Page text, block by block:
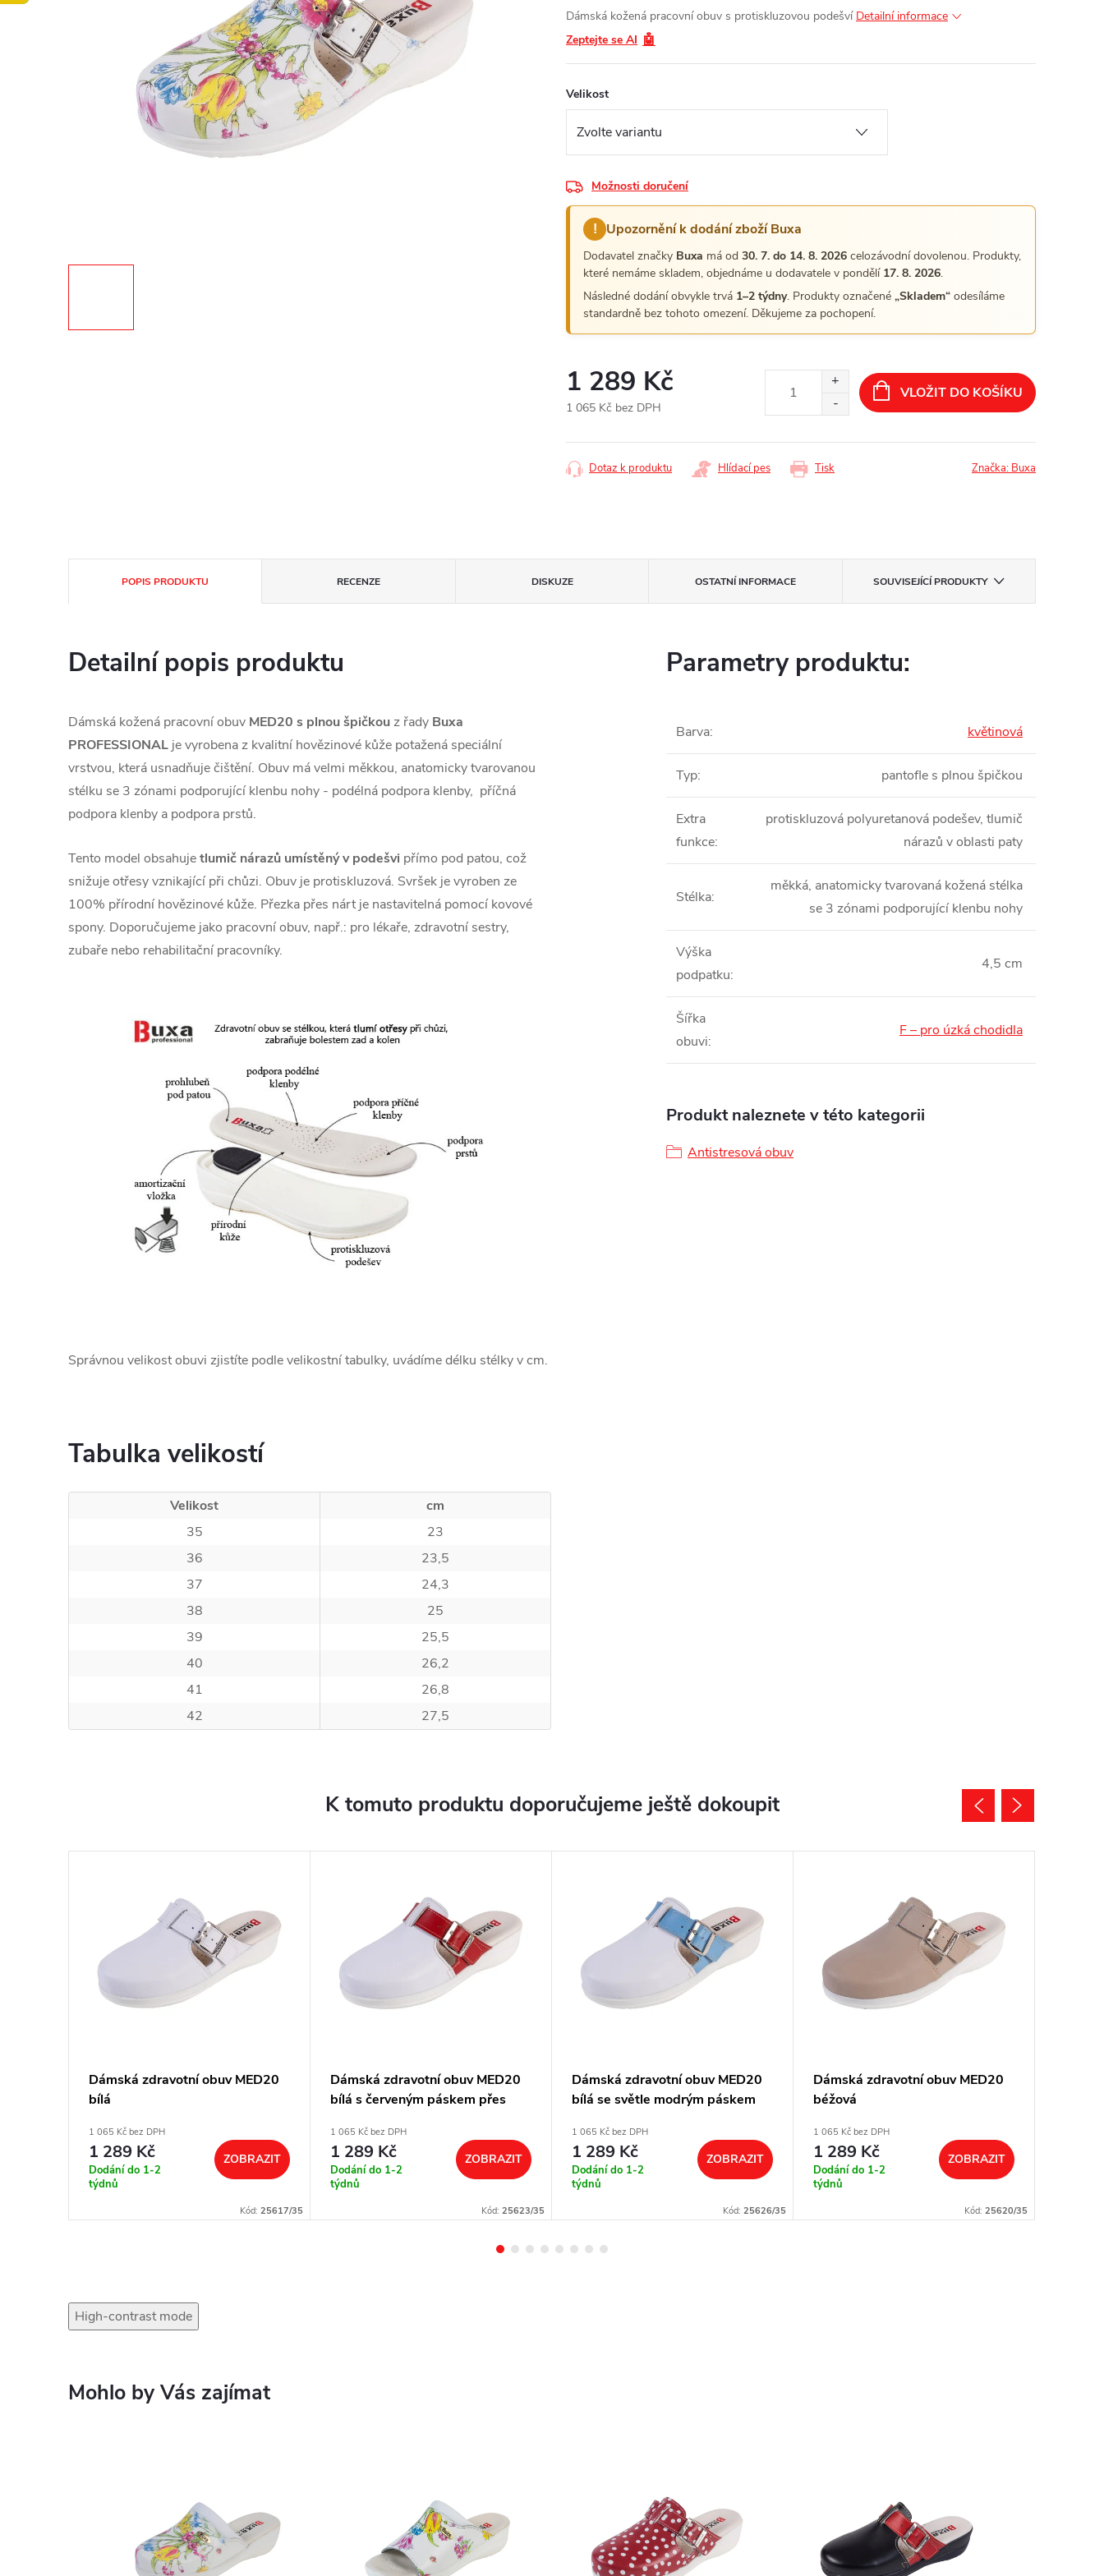
Dámská kožená pracovní obuv s protiskluzovou podešví Detailní informace
Zeptejte se AI 🤖
Velikost
Možnosti doručení
! Upozornění k dodání zboží Buxa
Dodavatel značky Buxa má od 30. 7. do 14. 8. 2026 celozávodní dovolenou. Produkty,
které nemáme skladem, objednáme u dodavatele v pondělí 17. 8. 2026.
Následné dodání obvykle trvá 1–2 týdny. Produkty označené „Skladem“ odesíláme
standardně bez tohoto omezení. Děkujeme za pochopení.
1 289 Kč
1 065 Kč bez DPH
cena:
VLOŽIT DO KOŠÍKU
Tisk
Dotaz k produktu Hlídací pes Značka: Buxa
POPIS PRODUKTU RECENZE DISKUZE OSTATNÍ INFORMACE SOUVISEJÍCÍ PRODUKTY
Detailní popis produktu
Dámská kožená pracovní obuv MED20 s plnou špičkouz řady Buxa
PROFESSIONAL je vyrobena z kvalitní hovězinové kůže potažená speciální
vrstvou, která usnadňuje čištění. Obuv má velmi měkkou, anatomicky tvarovanou
stélku se 3 zónami podporující klenbu nohy - podélná podpora klenby, příčná
podpora klenby a podpora prstů.
Tento model obsahujetlumič nárazů umístěný v podešvi přímo pod patou, což
snižuje otřesy vznikající při chůzi. Obuv je protiskluzová. Svršek je vyroben ze
100% přírodní hovězinové kůže. Přezka přes nárt je nastavitelná pomocí kovové
spony. Doporučujeme jako pracovní obuv, např.: pro lékaře, zdravotní sestry,
zubaře nebo rehabilitační pracovníky.
Správnou velikost obuvi zjistíte podle velikostní tabulky, uvádíme délku stélky v cm.
Tabulka velikostí
Velikost
cm
35
23
36
23,5
37
24,3
38
25
39
25,5
40
26,2
41
26,8
42
27,5
Parametry produktu:
Barva: květinová
Typ: pantofle s plnou špičkou
Extra
funkce:
protiskluzová polyuretanová podešev, tlumič
nárazů v oblasti paty
Stélka:
měkká, anatomicky tvarovaná kožená stélka
se 3 zónami podporující klenbu nohy
Výška
podpatku:
4,5 cm
Šířka
obuvi:
F – pro úzká chodidla
Produkt naleznete v této kategorii
Antistresová obuv
K tomuto produktu doporučujeme ještě dokoupit
Dámská zdravotní obuv MED20
bílá
1 065 Kč bez DPH
1 289 Kč
Dodání do 1-2
týdnů
ZOBRAZIT
Kód: 25617/35
Dámská zdravotní obuv MED20
bílá s červeným páskem přes
1 065 Kč bez DPH
1 289 Kč
Dodání do 1-2
týdnů
ZOBRAZIT
Kód: 25623/35
Dámská zdravotní obuv MED20
bílá se světle modrým páskem
1 065 Kč bez DPH
1 289 Kč
Dodání do 1-2
týdnů
ZOBRAZIT
Kód: 25626/35
Dámská zdravotní obuv MED20
béžová
1 065 Kč bez DPH
1 289 Kč
Dodání do 1-2
týdnů
ZOBRAZIT
Kód: 25620/35
High-contrast mode
Mohlo by Vás zajímat